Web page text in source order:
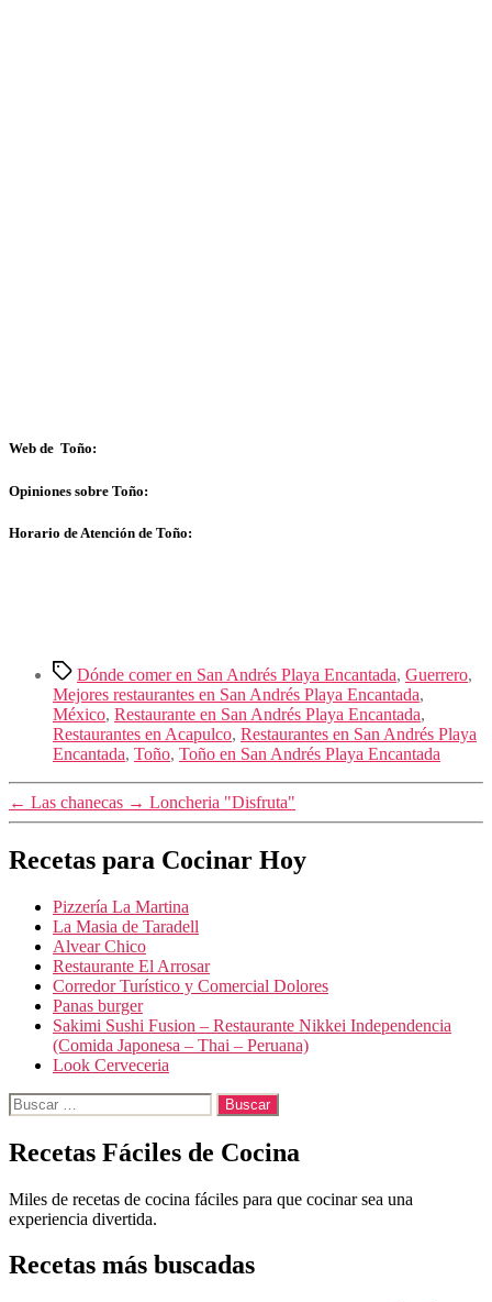
Web de Toño:
Opiniones sobre Toño:
Horario de Atención de Toño:
Etiquetas
Dónde comer en San Andrés Playa Encantada, Guerrero,
Mejores restaurantes en San Andrés Playa Encantada,
México, Restaurante en San Andrés Playa Encantada,
Restaurantes en Acapulco, Restaurantes en San Andrés Playa
Encantada, Toño, Toño en San Andrés Playa Encantada
← Las chanecas → Loncheria "Disfruta"
Recetas para Cocinar Hoy
Pizzería La Martina
La Masia de Taradell
Alvear Chico
Restaurante El Arrosar
Corredor Turístico y Comercial Dolores
Panas burger
Sakimi Sushi Fusion – Restaurante Nikkei Independencia
(Comida Japonesa – Thai – Peruana)
Look Cerveceria
Buscar:
Recetas Fáciles de Cocina
Miles de recetas de cocina fáciles para que cocinar sea una
experiencia divertida.
Recetas más buscadas